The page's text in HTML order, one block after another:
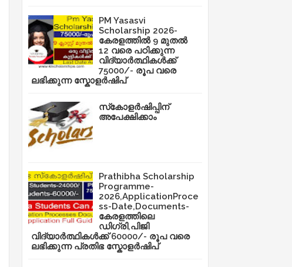
PM Yasasvi
Scholarship 2026-
കേരളത്തിൽ 9 മുതൽ
12 വരെ പഠിക്കുന്ന
വിദ്യാർത്ഥികൾക്ക്
75000/- രൂപ വരെ
ലഭിക്കുന്ന സ്കോളർഷിപ്
സ്‌കോളർഷിപ്പിന്
അപേക്ഷിക്കാം
Prathibha Scholarship
Programme-
2026,ApplicationProce
ss-Date,Documents-
കേരളത്തിലെ
ഡിഗ്രി,പിജി
വിദ്യാർത്ഥികൾക്ക് 60000/- രൂപ വരെ
ലഭിക്കുന്ന പ്രതിഭ സ്കോളർഷിപ്